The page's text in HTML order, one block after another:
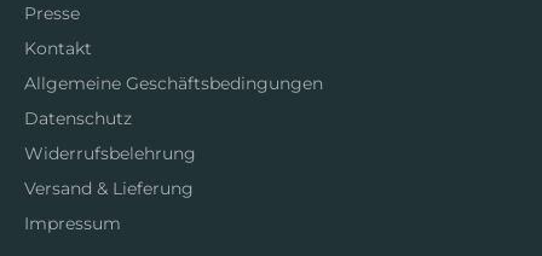
Presse
Kontakt
Allgemeine Geschäftsbedingungen
Datenschutz
Widerrufsbelehrung
Versand & Lieferung
Impressum